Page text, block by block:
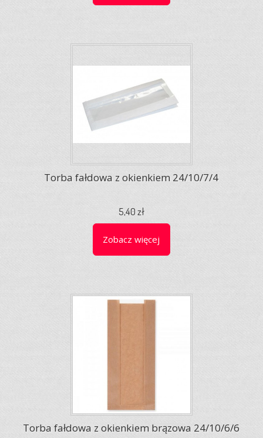
Torba fałdowa z okienkiem 24/10/7/4
5,40 zł
Zobacz więcej
Torba fałdowa z okienkiem brązowa 24/10/6/6